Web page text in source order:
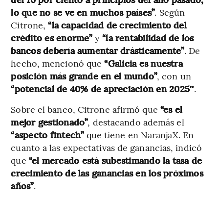
lo que no se ve en muchos países”. Según
Citrone,“la capacidad de crecimiento del
crédito es enorme”y“la rentabilidad de los
bancos debería aumentar drásticamente”. De
hecho, mencionó que“Galicia es nuestra
posición más grande en el mundo”, con un
“potencial de 40% de apreciación en 2025″.
Sobre el banco, Citrone afirmó que “es el
mejor gestionado”, destacando además el
“aspecto fintech”que tiene en NaranjaX. En
cuanto a las expectativas de ganancias, indicó
que “el mercado está subestimando la tasa de
crecimiento de las ganancias en los próximos
años”.